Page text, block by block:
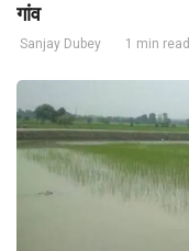
गांव
Sanjay Dubey 1 min read